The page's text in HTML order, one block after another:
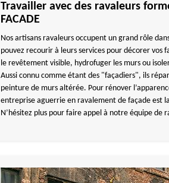
Travailler avec des ravaleurs
FACADE
Nos artisans ravaleurs occupent un grand rôle
pouvez recourir à leurs services pour décorer vos
le revêtement visible, hydrofuger les murs ou
Aussi connu comme étant des "façadiers", ils
peinture de murs altérée. Pour rénover
entreprise aguerrie en ravalement de façade est
N’hésitez plus pour faire appel à notre équipe de